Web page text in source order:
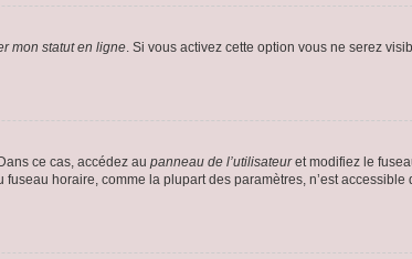
mon statut en ligne. Si vous activez cette option vous ne serez
ce cas, accédez au panneau de l’utilisateuret modifiez le
horaire, comme la plupart des paramètres, n’est accessible